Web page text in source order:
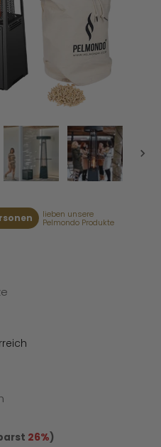
lieben unsere
Pelmondo Produkte
26%)